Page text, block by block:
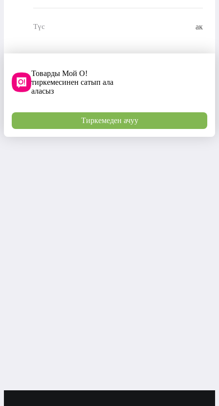
Түс ак
Товарды Мой О!
тиркемесинен сатып ала
аласыз
Тиркемеден ачуу